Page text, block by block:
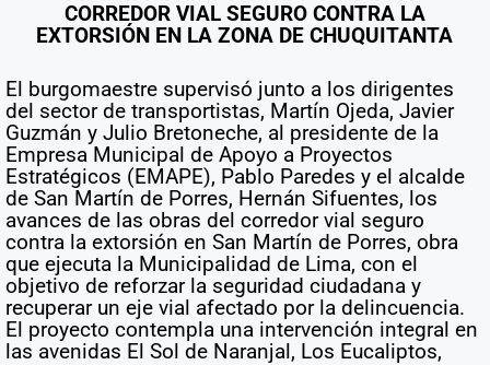
CORREDOR VIAL SEGURO CONTRA LA
EXTORSIÓN EN LA ZONA DE CHUQUITANTA
El burgomaestre supervisó junto a los dirigentes
del sector de transportistas, Martín Ojeda, Javier
Guzmán y Julio Bretoneche, al presidente de la
Empresa Municipal de Apoyo a Proyectos
Estratégicos (EMAPE), Pablo Paredes y el alcalde
de San Martín de Porres, Hernán Sifuentes, los
avances de las obras del corredor vial seguro
contra la extorsión en San Martín de Porres, obra
que ejecuta la Municipalidad de Lima, con el
objetivo de reforzar la seguridad ciudadana y
recuperar un eje vial afectado por la delincuencia.
El proyecto contempla una intervención integral en
las avenidas El Sol de Naranjal, Los Eucaliptos,